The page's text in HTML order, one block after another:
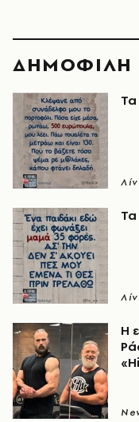
ΔΗΜΟΦΙΛΗ
Τα
Τα
Η